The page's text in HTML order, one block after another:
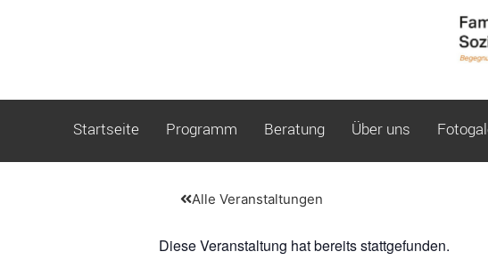
Startseite Programm Beratung Über uns
Alle Veranstaltungen
Diese Veranstaltung hat bereits stattgefunden.